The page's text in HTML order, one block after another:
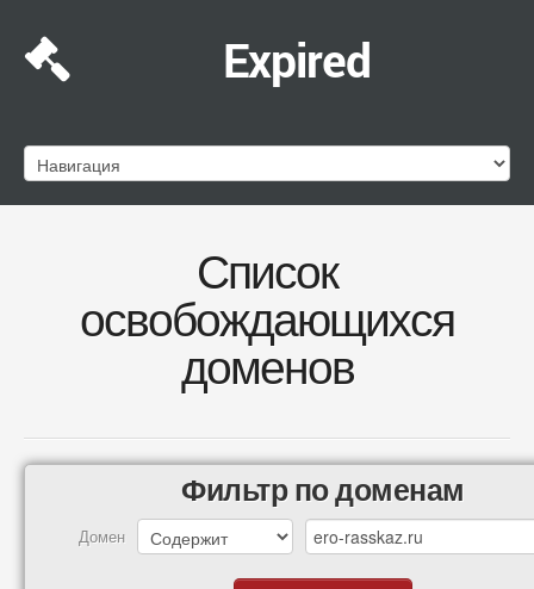
Expired
Список
освобождающихся
доменов
Фильтр по доменам
Домен